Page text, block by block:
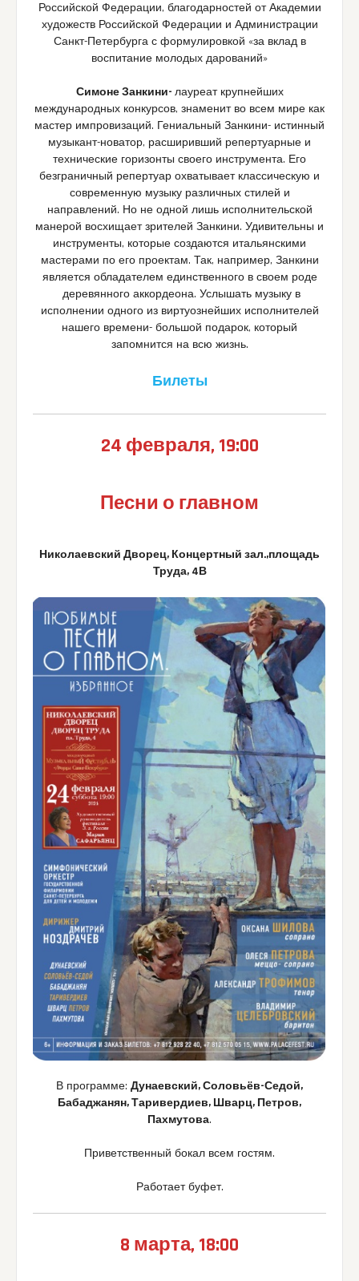
Российской Федерации, благодарностей от Академии
художеств Российской Федерации и Администрации
Санкт-Петербурга с формулировкой «за вклад в
воспитание молодых дарований»
Симоне Занкини- лауреат крупнейших
международных конкурсов, знаменит во всем мире как
мастер импровизаций. Гениальный Занкини- истинный
музыкант-новатор, расширивший репертуарные и
технические горизонты своего инструмента. Его
безграничный репертуар охватывает классическую и
современную музыку различных стилей и
направлений. Но не одной лишь исполнительской
манерой восхищает зрителей Занкини. Удивительны и
инструменты, которые создаются итальянскими
мастерами по его проектам. Так, например, Занкини
является обладателем единственного в своем роде
деревянного аккордеона. Услышать музыку в
исполнении одного из виртуознейших исполнителей
нашего времени- большой подарок, который
запомнится на всю жизнь.
Билеты
24 февраля, 19:00
Песни о главном
Николаевский Дворец, Концертный зал.,площадь
Труда, 4В
В программе: Дунаевский, Соловьёв-Седой,
Бабаджанян, Таривердиев, Шварц, Петров,
Пахмутова.
Приветственный бокал всем гостям.
Работает буфет.
8 марта, 18:00